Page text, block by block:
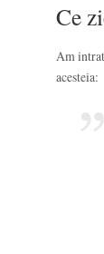
Ce
Am
acesteia: